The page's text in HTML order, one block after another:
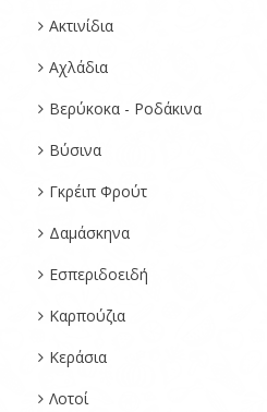
Ακτινίδια
Αχλάδια
Βερύκοκα - Ροδάκινα
Βύσινα
Γκρέιπ Φρούτ
Δαμάσκηνα
Εσπεριδοειδή
Καρπούζια
Κεράσια
Λοτοί